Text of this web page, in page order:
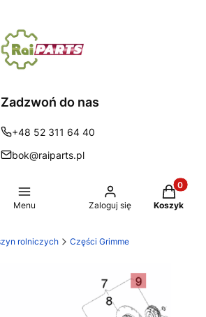
Zadzwoń do nas
+48 52 311 64 40
bok@raiparts.pl
Menu Zaloguj się Koszyk
rolniczych Części Grimme